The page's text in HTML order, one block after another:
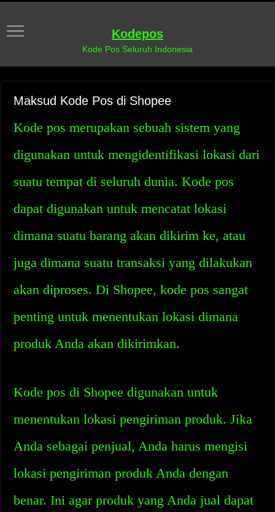
Kodepos
Kode Pos Seluruh Indonesia
Maksud Kode Pos di Shopee
Kode pos merupakan sebuah sistem yang
digunakan untuk mengidentifikasi lokasi dari
suatu tempat di seluruh dunia. Kode pos
dapat digunakan untuk mencatat lokasi
dimana suatu barang akan dikirim ke, atau
juga dimana suatu transaksi yang dilakukan
akan diproses. Di Shopee, kode pos sangat
penting untuk menentukan lokasi dimana
produk Anda akan dikirimkan.
Kode pos di Shopee digunakan untuk
menentukan lokasi pengiriman produk. Jika
Anda sebagai penjual, Anda harus mengisi
lokasi pengiriman produk Anda dengan
benar. Ini agar produk yang Anda jual dapat